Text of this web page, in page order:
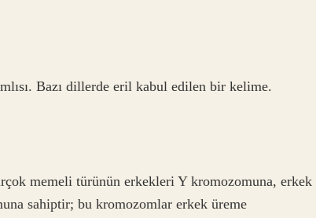
Bazı dillerde eril kabul edilen bir kelime.
memeli türünün erkekleri Y kromozomuna, erkek
sahiptir; bu kromozomlar erkek üreme